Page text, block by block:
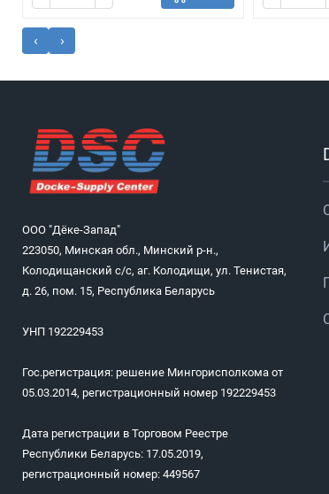
‹ ›
ООО "Дёке-Запад"
223050, Минская обл., Минский р-н.,
Колодищанский с/с, аг. Колодищи, ул. Тенистая,
д. 26, пом. 15, Республика Беларусь
УНП 192229453
Гос.регистрация: решение Мингорисполкома от
05.03.2014, регистрационный номер 192229453
Дата регистрации в Торговом Реестре
Республики Беларусь: 17.05.2019,
регистрационный номер: 449567